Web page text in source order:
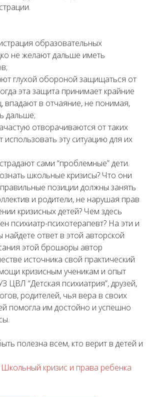
образовательных
не желают дальше иметь
глухой обороной защищаться от
эта защита принимает крайние
впадают в отчаяние, не понимая,
дальше;
отворачиваются от таких
эту ситуацию для их
сами “проблемные” дети.
школьные кризисы? Что они
позиции должны занять
и родители, не нарушая прав
кризисных детей? Чем здесь
психиатр-психотерапевт? На эти и
ответ в этой авторской
этой брошюры автор
источника свой практический
кризисным ученикам и опыт
ЦВЛ “Детская психиатрия”, друзей,
родителей, чья вера в своих
помогла им достойно и успешно
полезна всем, кто верит в детей и
Школьный кризис и права ребенка